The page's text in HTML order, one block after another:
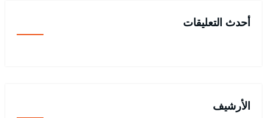
أحدث التعليقات
الأرشيف